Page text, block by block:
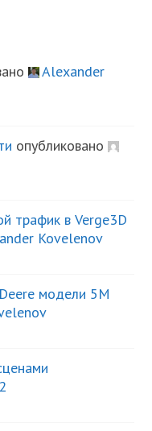
Alexander
опубликовано
трафик в Verge3D
Kovelenov
модели 5М